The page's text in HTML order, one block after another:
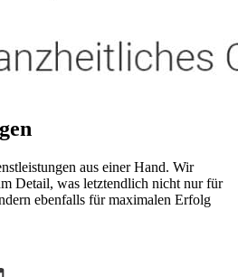
aus einer Hand. Wir
Detail, was letztendlich nicht nur für
ebenfalls für maximalen Erfolg